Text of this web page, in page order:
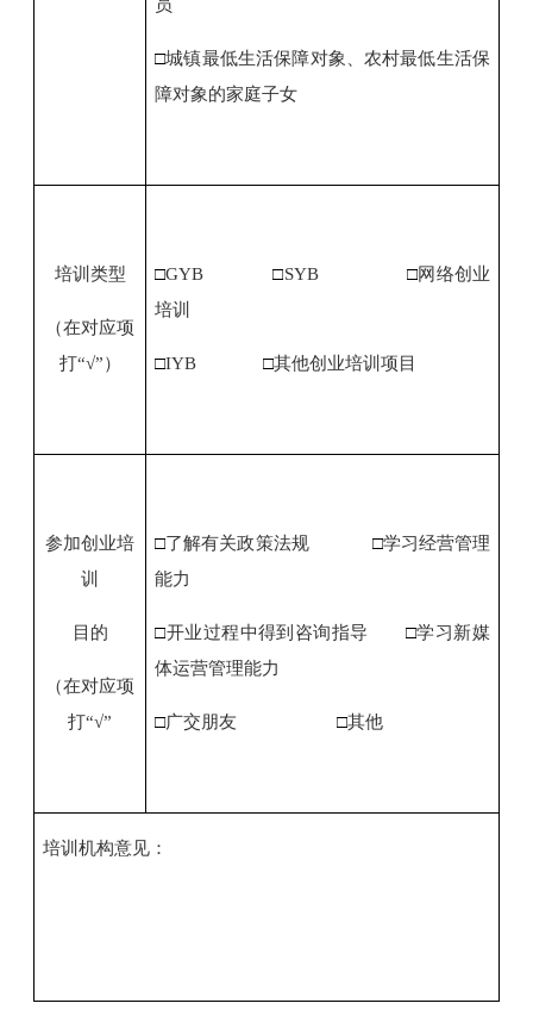
□城镇最低生活保障对象、农村最低生活保
障对象的家庭子女
培训类型
（在对应项
打“√”）
□GYB □SYB □网络创业
培训
□IYB □其他创业培训项目
参加创业培
训
目的
（在对应项
打“√”
□了解有关政策法规 □学习经营管理
能力
□开业过程中得到咨询指导 □学习新媒
体运营管理能力
□广交朋友 □其他
培训机构意见：